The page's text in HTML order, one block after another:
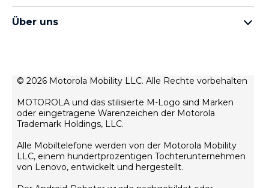
thinkphone by motorola
moto tag
Meine Bestellungen
Reparaturstatus
Wiederherstellung und Smart-Assistent
motorola impressum
Über uns
Verkaufsbedingungen
Datenschutz
Innovation
Rekrutierung
Datenschutzrichtlinie für Produkte
© 2026 Motorola Mobility LLC. Alle Rechte vorbehalten
MOTOROLA und das stilisierte M-Logo sind Marken
oder eingetragene Warenzeichen der Motorola
Trademark Holdings, LLC.
Alle Mobiltelefone werden von der Motorola Mobility
LLC, einem hundertprozentigen Tochterunternehmen
von Lenovo, entwickelt und hergestellt.